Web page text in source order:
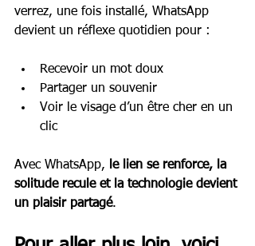
verrez, une fois installé, WhatsApp
devient un réflexe quotidien pour :
Recevoir un mot doux
Partager un souvenir
Voir le visage d’un être cher en un
clic
Avec WhatsApp,
le lien se renforce, la
solitude recule et la technologie devient
un plaisir partagé.